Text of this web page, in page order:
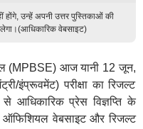
होंगे, उन्हें अपनी उत्तर पुस्तिकाओं की
वेबसाइट)
(MPBSE) आज यानी 12 जून,
इंप्रूवमेंट) परीक्षा का रिजल्ट
आधिकारिक प्रेस विज्ञप्ति के
ऑफिशियल वेबसाइट और रिजल्ट